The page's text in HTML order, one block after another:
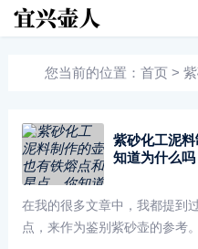
您当前的位置： 首页 >
紫砂化工泥
知道为什么吗
在我的很多文章中，我都提到
点，来作为鉴别紫砂壶的参考